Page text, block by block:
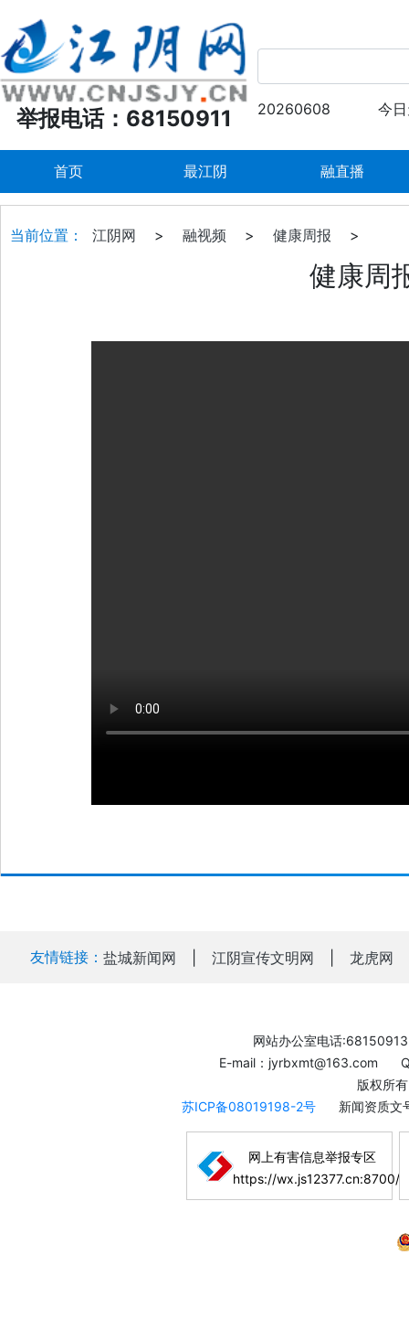
举报电话：68150911 20260608 今
首页 最江阴 融直播
当前位置： 江阴网 > 融视频 > 健康周报 >
健康周
友情链接： 盐城新闻网 江阴宣传文明网 龙虎网
网站办公室电话:68150913
E-mail：jyrbxmt@163.com
版权所
苏ICP备08019198-2号
新闻资质
网上有害信息举报专区
https://wx.js12377.cn:8700/